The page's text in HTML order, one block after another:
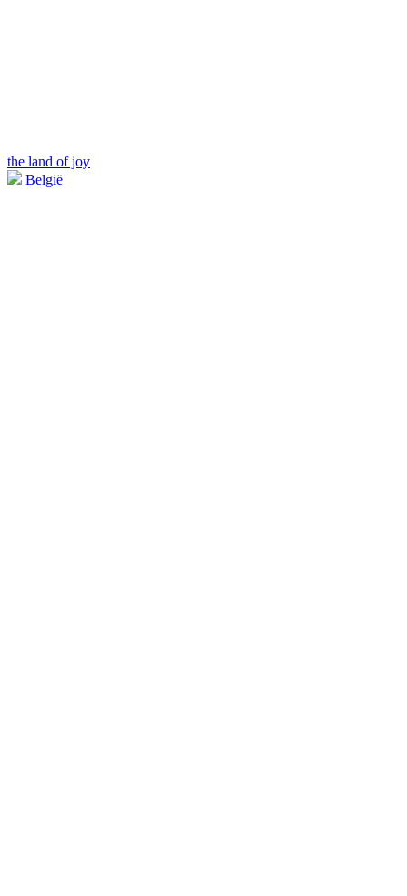
the land of joy
België